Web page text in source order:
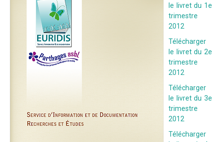
Livrets 2013
Livrets 2012
Nos éditeurs
le livret du 1e
trimestre
2012
Télécharger
le livret du 2e
trimestre
2012
Télécharger
le livret du 3e
trimestre
2012
Télécharger